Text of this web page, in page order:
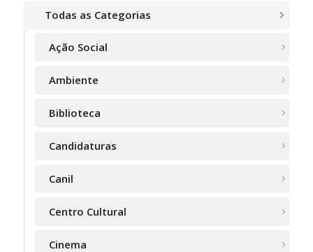
Todas as Categorias
Ação Social
Ambiente
Biblioteca
Candidaturas
Canil
Centro Cultural
Cinema